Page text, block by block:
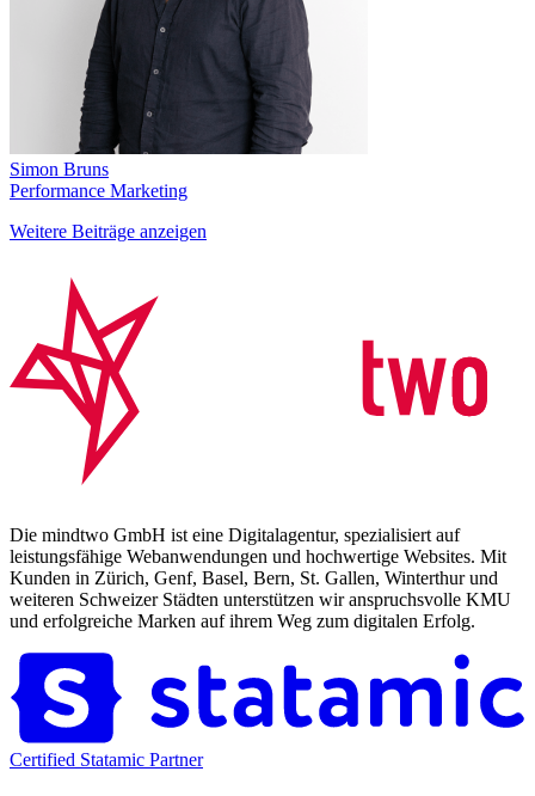
Simon Bruns
Performance Marketing
Weitere Beiträge anzeigen
Die mindtwo GmbH ist eine Digitalagentur, spezialisiert auf
leistungsfähige Webanwendungen und hochwertige Websites. Mit
Kunden in Zürich, Genf, Basel, Bern, St. Gallen, Winterthur und
weiteren Schweizer Städten unterstützen wir anspruchsvolle KMU
und erfolgreiche Marken auf ihrem Weg zum digitalen Erfolg.
Certified Statamic Partner